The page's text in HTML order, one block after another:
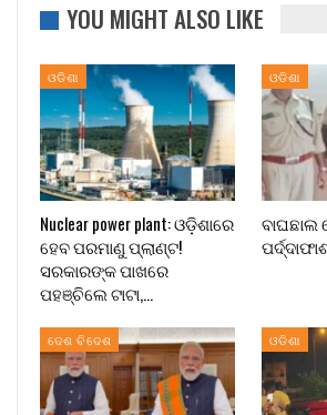
YOU MIGHT ALSO LIKE
ଓଡିଶା
Nuclear power plant: ଓଡ଼ିଶାରେ
ହେବ ପରମାଣୁ ପ୍ଲାଣ୍ଟ!
ସରକାରଙ୍କ ପାଖରେ
ପହଞ୍ଚିଲେ ଟାଟା,…
ଓଡିଶା
ବାଘଛାଲ
ଦେଶ ବିଦେଶ ଓଡିଶା